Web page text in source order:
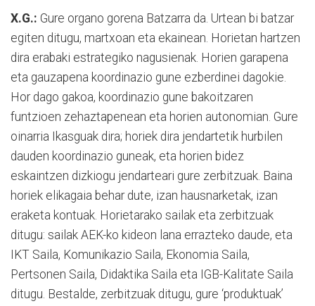
X.G.: Gure organo gorena Batzarra da. Urtean bi batzar
egiten ditugu, martxoan eta ekainean. Horietan hartzen
dira erabaki estrategiko nagusienak. Horien garapena
eta gauzapena koordinazio gune ezberdinei dagokie.
Hor dago gakoa, koordinazio gune bakoitzaren
funtzioen zehaztapenean eta horien autonomian. Gure
oinarria Ikasguak dira; horiek dira jendartetik hurbilen
dauden koordinazio guneak, eta horien bidez
eskaintzen dizkiogu jendarteari gure zerbitzuak. Baina
horiek elikagaia behar dute, izan hausnarketak, izan
eraketa kontuak. Horietarako sailak eta zerbitzuak
ditugu: sailak AEK-ko kideon lana errazteko daude, eta
IKT Saila, Komunikazio Saila, Ekonomia Saila,
Pertsonen Saila, Didaktika Saila eta IGB-Kalitate Saila
ditugu. Bestalde, zerbitzuak ditugu, gure ‘produktuak’